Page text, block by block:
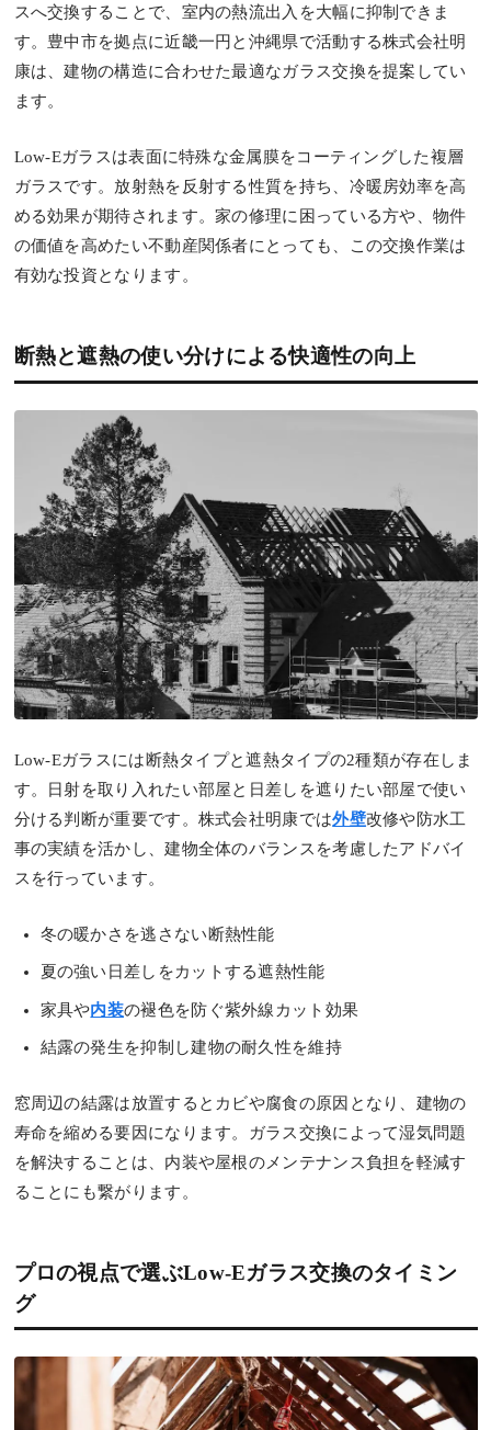
スへ交換することで、室内の熱流出入を大幅に抑制できま
す。豊中市を拠点に近畿一円と沖縄県で活動する株式会社明
康は、建物の構造に合わせた最適なガラス交換を提案してい
ます。
Low-Eガラスは表面に特殊な金属膜をコーティングした複層
ガラスです。放射熱を反射する性質を持ち、冷暖房効率を高
める効果が期待されます。家の修理に困っている方や、物件
の価値を高めたい不動産関係者にとっても、この交換作業は
有効な投資となります。
断熱と遮熱の使い分けによる快適性の向上
Low-Eガラスには断熱タイプと遮熱タイプの2種類が存在しま
す。日射を取り入れたい部屋と日差しを遮りたい部屋で使い
分ける判断が重要です。株式会社明康では外壁改修や防水工
事の実績を活かし、建物全体のバランスを考慮したアドバイ
スを行っています。
冬の暖かさを逃さない断熱性能
夏の強い日差しをカットする遮熱性能
家具や内装の褪色を防ぐ紫外線カット効果
結露の発生を抑制し建物の耐久性を維持
窓周辺の結露は放置するとカビや腐食の原因となり、建物の
寿命を縮める要因になります。ガラス交換によって湿気問題
を解決することは、内装や屋根のメンテナンス負担を軽減す
ることにも繋がります。
プロの視点で選ぶLow-Eガラス交換のタイミン
グ